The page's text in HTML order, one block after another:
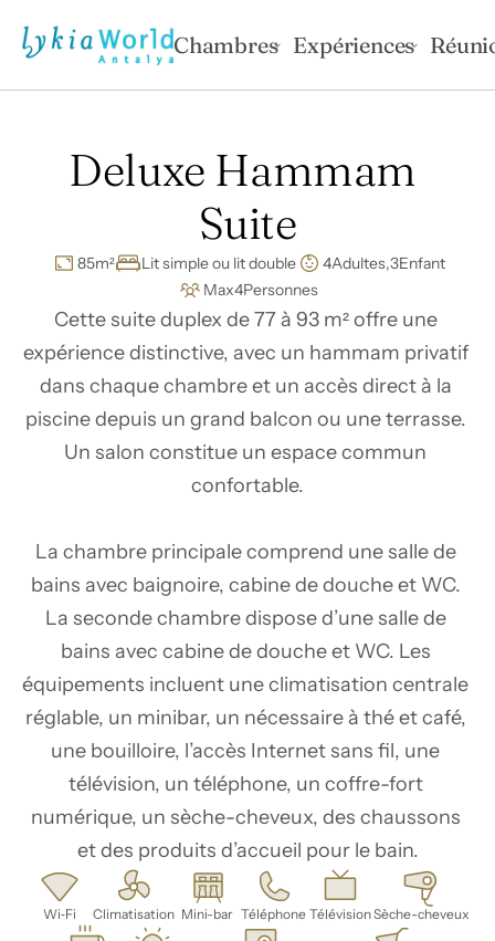
Chambres Expériences
Deluxe Hammam
Suite
85m² Lit simple ou lit double 4Adultes,3Enfant
Max4Personnes
Cette suite duplex de 77 à 93 m² offre une
expérience distinctive, avec un hammam privatif
dans chaque chambre et un accès direct à la
piscine depuis un grand balcon ou une terrasse.
Un salon constitue un espace commun
confortable.
La chambre principale comprend une salle de
bains avec baignoire, cabine de douche et WC.
La seconde chambre dispose d’une salle de
bains avec cabine de douche et WC. Les
équipements incluent une climatisation centrale
réglable, un minibar, un nécessaire à thé et café,
une bouilloire, l’accès Internet sans fil, une
télévision, un téléphone, un coffre-fort
numérique, un sèche-cheveux, des chaussons
et des produits d’accueil pour le bain.
Wi‑Fi Climatisation Mini-bar Téléphone TélévisionSèche-cheveux